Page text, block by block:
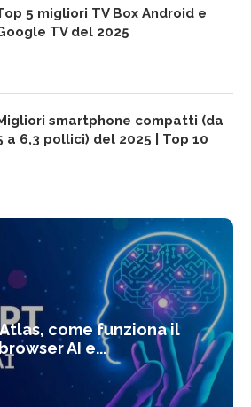
5 migliori TV Box Android e
TV del 2025
smartphone compatti (da
a 6,3 pollici) del 2025 | Top 10
come funziona il
browser AI e...